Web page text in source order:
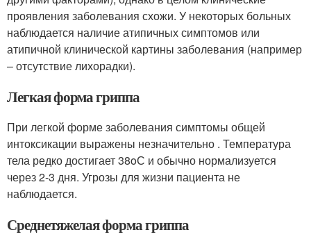
проявления заболевания схожи. У некоторых больных
наблюдается наличие атипичных симптомов или
атипичной клинической картины заболевания (например
– отсутствие лихорадки).
Легкая форма гриппа
При легкой форме заболевания симптомы общей
интоксикации выражены незначительно . Температура
тела редко достигает 38oС и обычно нормализуется
через 2-3 дня. Угрозы для жизни пациента не
наблюдается.
Среднетяжелая форма гриппа